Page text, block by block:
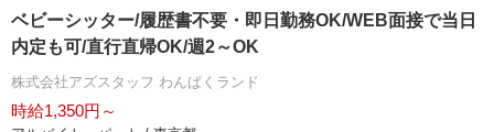
ベビーシッター/履歴書不要・即日勤務OK/WEB面接で当日
内定も可/直行直帰OK/週2～OK
株式会社アズスタッフ わんぱくランド
時給1,350円～